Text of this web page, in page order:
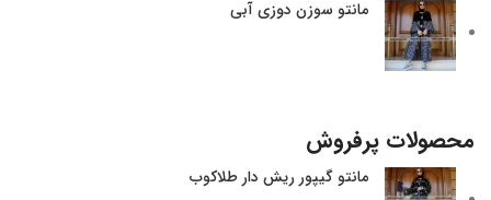
مانتو سوزن دوزی آبی
محصولات پرفروش
مانتو گیپور ریش دار طلاکوب